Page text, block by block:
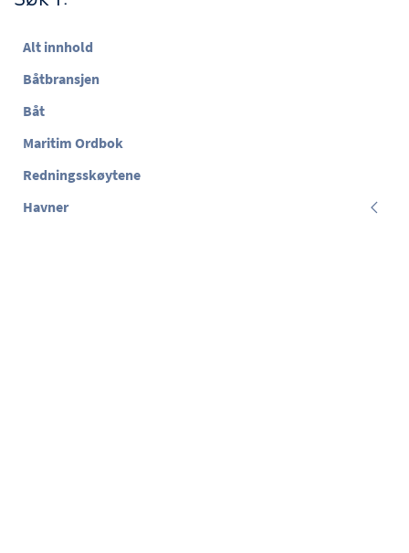
Alt innhold
Båtbransjen
Båt
Maritim Ordbok
Redningsskøytene
Havner